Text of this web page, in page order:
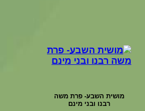
מושית השבע- פרת משה
רבנו ובני מינם